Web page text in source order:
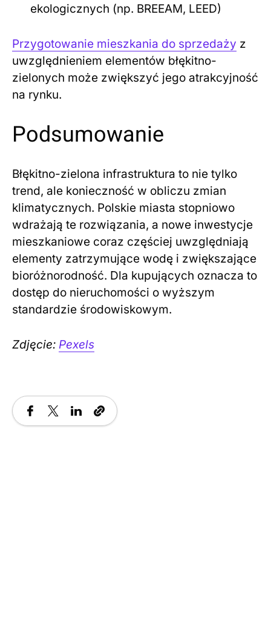
ekologicznych (np. BREEAM, LEED)
Przygotowanie mieszkania do sprzedaży z
uwzględnieniem elementów błękitno-
zielonych może zwiększyć jego atrakcyjność
na rynku.
Podsumowanie
Błękitno-zielona infrastruktura to nie tylko
trend, ale konieczność w obliczu zmian
klimatycznych. Polskie miasta stopniowo
wdrażają te rozwiązania, a nowe inwestycje
mieszkaniowe coraz częściej uwzględniają
elementy zatrzymujące wodę i zwiększające
bioróżnorodność. Dla kupujących oznacza to
dostęp do nieruchomości o wyższym
standardzie środowiskowym.
Zdjęcie: Pexels